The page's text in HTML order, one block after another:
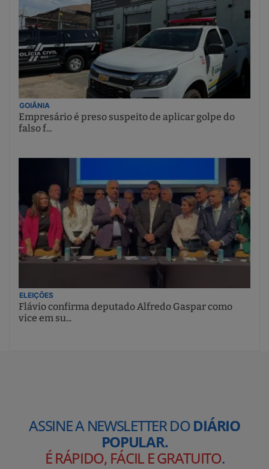
GOIÂNIA
Empresário é preso suspeito de aplicar golpe do
falso f...
ELEIÇÕES
Flávio confirma deputado Alfredo Gaspar como
vice em su...
ASSINE A NEWSLETTER DODIÁRIO
POPULAR.
É RÁPIDO, FÁCIL E GRATUITO.